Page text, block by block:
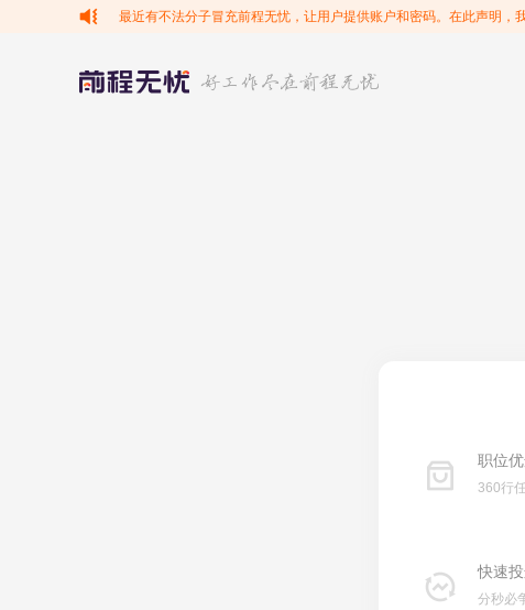
最近有不法分子冒充前程无忧，让用户提供账户和密码。在此声明，
职位
360行
快速
分秒必